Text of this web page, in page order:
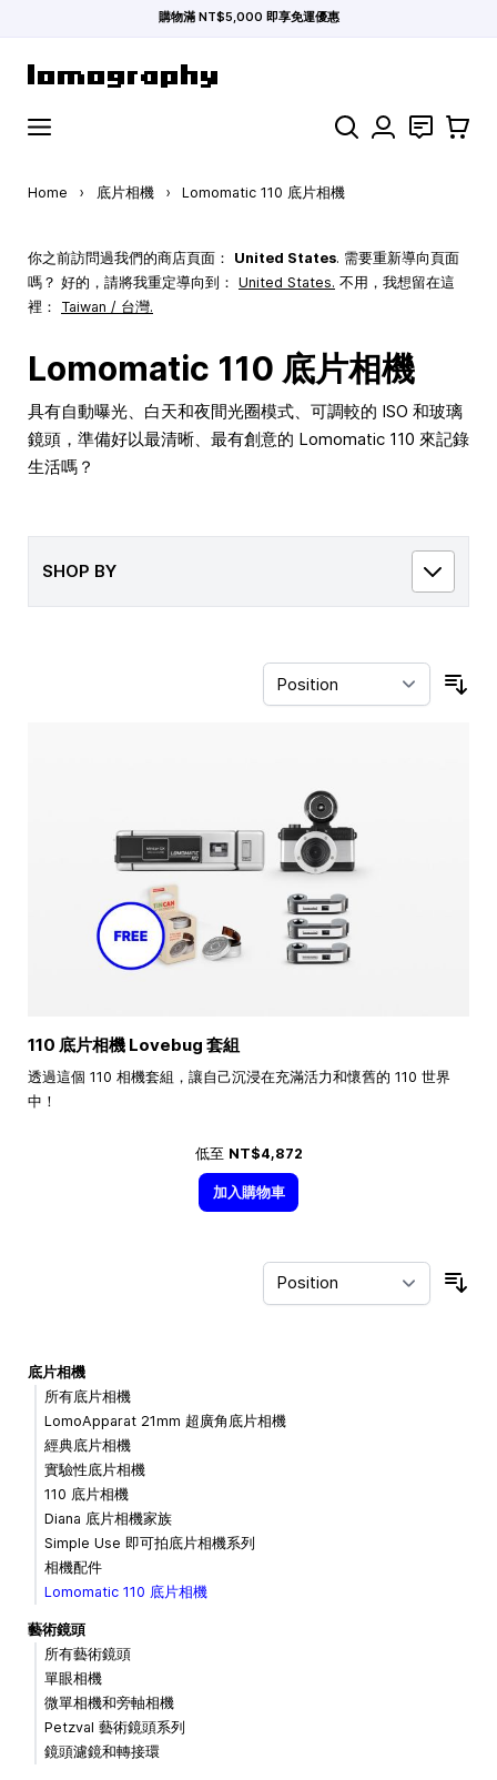
購物滿 NT$5,000 即享免運優惠
Search 聯絡 購物車
Home › 底片相機 › Lomomatic 110 底片相機
你之前訪問過我們的商店頁面： United States. 需要重新導向頁面
嗎？ 好的，請將我重定導向到： United States. 不用，我想留在這
裡： Taiwan / 台灣.
Lomomatic 110 底片相機
具有自動曝光、白天和夜間光圈模式、可調較的 ISO 和玻璃
鏡頭，準備好以最清晰、最有創意的 Lomomatic 110 來記錄
生活嗎？
SHOP BY
110 底片相機 Lovebug 套組
透過這個 110 相機套組，讓自己沉浸在充滿活力和懷舊的 110 世界
中！
低至 NT$4,872
加入購物車
底片相機
所有底片相機
LomoApparat 21mm 超廣角底片相機
經典底片相機
實驗性底片相機
110 底片相機
Diana 底片相機家族
Simple Use 即可拍底片相機系列
相機配件
Lomomatic 110 底片相機
藝術鏡頭
所有藝術鏡頭
單眼相機
微單相機和旁軸相機
Petzval 藝術鏡頭系列
鏡頭濾鏡和轉接環